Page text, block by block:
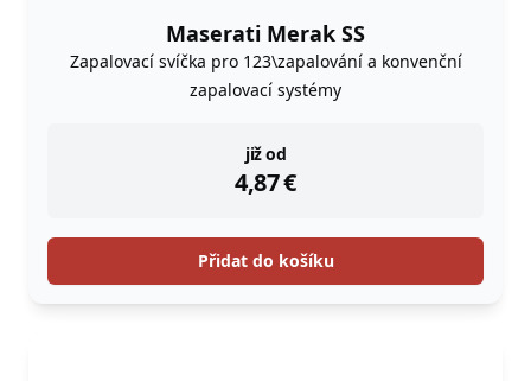
Maserati Merak SS
Zapalovací svíčka pro 123\zapalování a konvenční
zapalovací systémy
již od
4,87€
instock
Přidat do košíku